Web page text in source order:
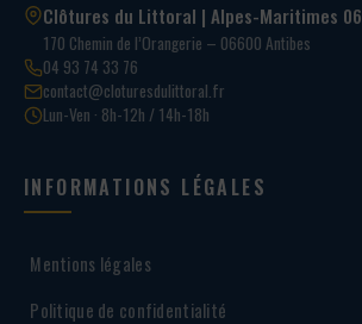
Clôtures du Littoral | Alpes-Maritimes 06
170 Chemin de l’Orangerie – 06600 Antibes
04 93 74 33 76
contact@cloturesdulittoral.fr
Lun-Ven · 8h-12h / 14h-18h
INFORMATIONS LÉGALES
Mentions légales
Politique de confidentialité